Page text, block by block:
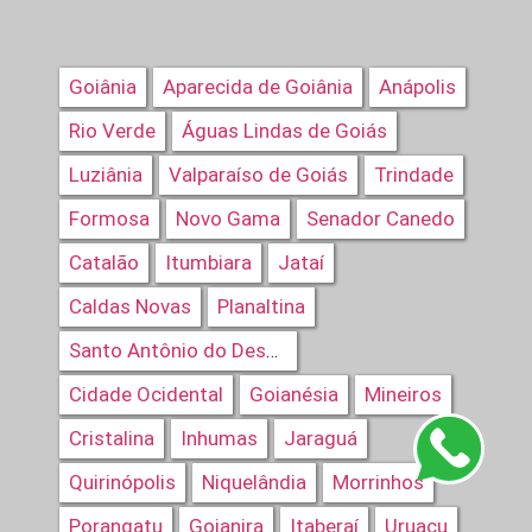
Goiânia Aparecida de Goiânia
Anápolis
Rio Verde
Águas Lindas de Goiás
Luziânia
Valparaíso de Goiás
Trindade
Formosa
Novo Gama
Senador Canedo
Catalão
Itumbiara
Jataí
Caldas Novas
Planaltina
Santo Antônio do Descoberto
Cidade Ocidental Goianésia
Mineiros
Cristalina
Inhumas
Jaraguá
Quirinópolis
Niquelândia
Morrinhos
Porangatu
Goianira Itaberaí Uruaçu